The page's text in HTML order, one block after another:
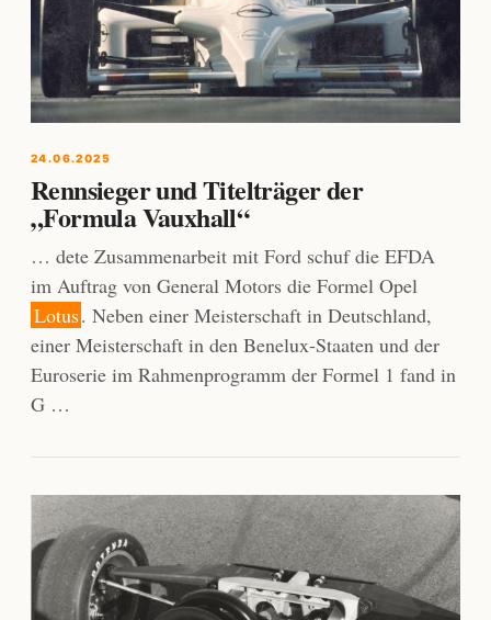
24.06.2025
Rennsieger und Titelträger der
„Formula Vauxhall“
… dete Zusammenarbeit mit Ford schuf die EFDA
im Auftrag von General Motors die Formel Opel
Lotus. Neben einer Meisterschaft in Deutschland,
einer Meisterschaft in den Benelux-Staaten und der
Euroserie im Rahmenprogramm der Formel 1 fand in
G …